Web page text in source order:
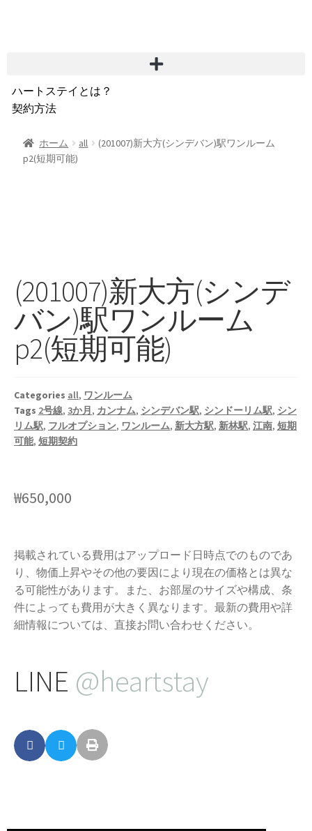
ハートステイとは？
契約方法
サービス費用
よくある質問
ホーム all
(201007)新大方(シンデバン)駅ワンルーム
p2(短期可能)
(201007)新大方(シンデ
バン)駅ワンルーム
p2(短期可能)
Categories all, ワンルーム
Tags 2号線, 3か月, カンナム, シンデバン駅, シンドーリム駅, シン
リム駅, フルオプション, ワンルーム, 新大方駅, 新林駅, 江南, 短期
可能, 短期契約
₩650,000
掲載されている費用はアップロード日時点でのものであ
り、物価上昇やその他の要因により現在の価格とは異な
る可能性があります。また、お部屋のサイズや構成、条
件によっても費用が大きく異なります。最新の費用や詳
細情報については、直接お問い合わせください。
LINE @heartstay